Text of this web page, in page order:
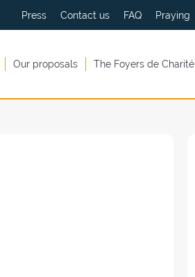
Press Contact us FAQ Praying
Our proposals The Foyers de Charité